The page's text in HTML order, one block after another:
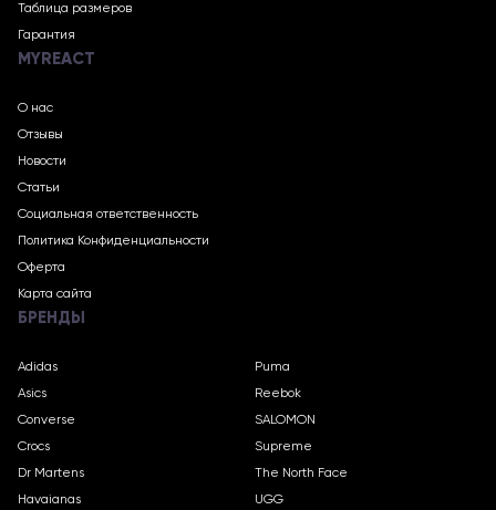
Таблица размеров
Гарантия
MYREACT
О нас
Отзывы
Новости
Статьи
Социальная ответственность
Политика Конфиденциальности
Оферта
Карта сайта
БРЕНДЫ
Adidas
Asics
Converse
Crocs
Dr Martens
Havaianas
Puma
Reebok
SALOMON
Supreme
The North Face
UGG